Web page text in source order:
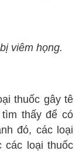
viêm họng.
thuốc gây tê
thấy để có
đó, các loại
các loại thuốc